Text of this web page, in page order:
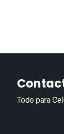
Todo para